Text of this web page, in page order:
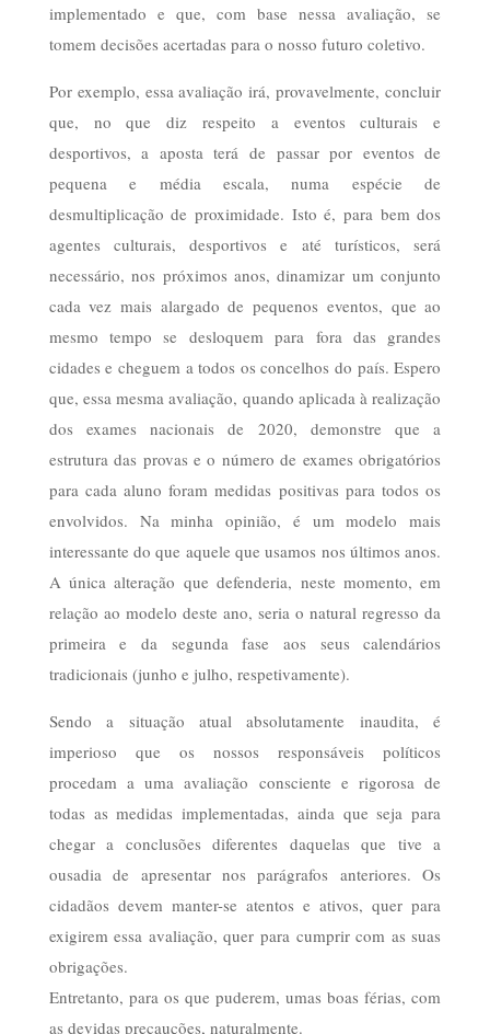
implementado e que, com base nessa avaliação, se
tomem decisões acertadas para o nosso futuro coletivo.
Por exemplo, essa avaliação irá, provavelmente, concluir
que, no que diz respeito a eventos culturais e
desportivos, a aposta terá de passar por eventos de
pequena e média escala, numa espécie de
desmultiplicação de proximidade. Isto é, para bem dos
agentes culturais, desportivos e até turísticos, será
necessário, nos próximos anos, dinamizar um conjunto
cada vez mais alargado de pequenos eventos, que ao
mesmo tempo se desloquem para fora das grandes
cidades e cheguem a todos os concelhos do país. Espero
que, essa mesma avaliação, quando aplicada à realização
dos exames nacionais de 2020, demonstre que a
estrutura das provas e o número de exames obrigatórios
para cada aluno foram medidas positivas para todos os
envolvidos. Na minha opinião, é um modelo mais
interessante do que aquele que usamos nos últimos anos.
A única alteração que defenderia, neste momento, em
relação ao modelo deste ano, seria o natural regresso da
primeira e da segunda fase aos seus calendários
tradicionais (junho e julho, respetivamente).
Sendo a situação atual absolutamente inaudita, é
imperioso que os nossos responsáveis políticos
procedam a uma avaliação consciente e rigorosa de
todas as medidas implementadas, ainda que seja para
chegar a conclusões diferentes daquelas que tive a
ousadia de apresentar nos parágrafos anteriores. Os
cidadãos devem manter-se atentos e ativos, quer para
exigirem essa avaliação, quer para cumprir com as suas
obrigações.
Entretanto, para os que puderem, umas boas férias, com
as devidas precauções, naturalmente.